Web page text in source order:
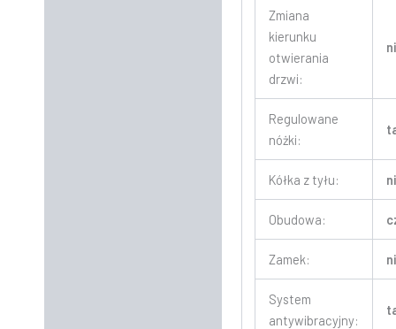
Zmiana
kierunku
otwierania
drzwi:
Regulowane
nóżki:
Kółka z tyłu:
Obudowa:
Zamek:
System
antywibracyjny: